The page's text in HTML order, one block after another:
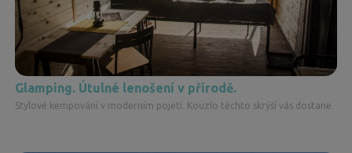
Glamping. Útulné lenošení v přírodě.
Stylové kempování v moderním pojetí. Kouzlo těchto skrýší vás dostane.